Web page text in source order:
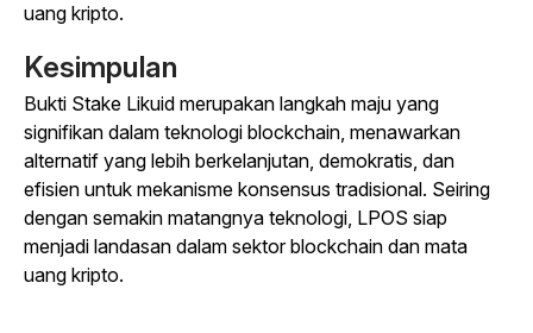
uang kripto.
Kesimpulan
Bukti Stake Likuid merupakan langkah maju yang
signifikan dalam teknologi blockchain, menawarkan
alternatif yang lebih berkelanjutan, demokratis, dan
efisien untuk mekanisme konsensus tradisional. Seiring
dengan semakin matangnya teknologi, LPOS siap
menjadi landasan dalam sektor blockchain dan mata
uang kripto.